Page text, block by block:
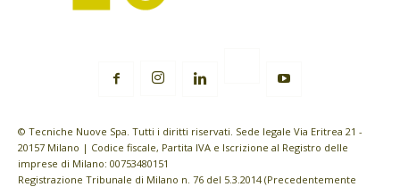
© Tecniche Nuove Spa. Tutti i diritti riservati. Sede legale Via Eritrea 21 -
20157 Milano | Codice fiscale, Partita IVA e Iscrizione al Registro delle
imprese di Milano: 00753480151
Registrazione Tribunale di Milano n. 76 del 5.3.2014 (Precedentemente